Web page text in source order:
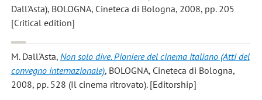
Dall'Asta), BOLOGNA, Cineteca di Bologna, 2008, pp. 205
[Critical edition]
M. Dall'Asta, Non solo dive. Pioniere del cinema italiano (Atti del
convegno internazionale), BOLOGNA, Cineteca di Bologna,
2008, pp. 528 (Il cinema ritrovato). [Editorship]